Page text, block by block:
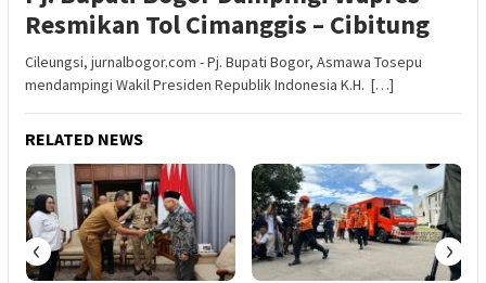
Resmikan Tol Cimanggis – Cibitung
Cileungsi, jurnalbogor.com - Pj. Bupati Bogor, Asmawa Tosepu
mendampingi Wakil Presiden Republik Indonesia K.H. […]
RELATED NEWS
‹ ›